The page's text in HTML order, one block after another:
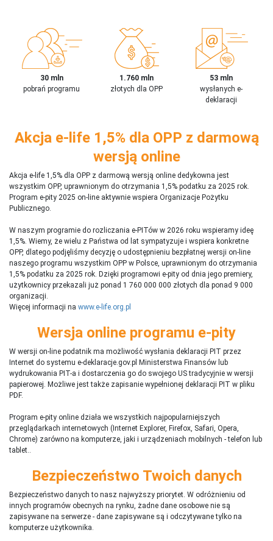
30 mln
pobrań programu
1.760 mln
złotych dla OPP
53 mln
wysłanych e-
deklaracji
Akcja e-life 1,5% dla OPP z darmową
wersją online
Akcja e-life 1,5% dla OPP z darmową wersją online dedykowna jest
wszystkim OPP, uprawnionym do otrzymania 1,5% podatku za 2025 rok.
Program e-pity 2025 on-line aktywnie wspiera Organizacje Pożytku
Publicznego.
W naszym programie do rozliczania e-PITów w 2026 roku wspieramy ideę
1,5%. Wiemy, że wielu z Państwa od lat sympatyzuje i wspiera konkretne
OPP, dlatego podjęliśmy decyzję o udostępnieniu bezpłatnej wersji on-line
naszego programu wszystkim OPP w Polsce, uprawnionym do otrzymania
1,5% podatku za 2025 rok. Dzięki programowi e-pity od dnia jego premiery,
użytkownicy przekazali już ponad 1 760 000 000 złotych dla ponad 9 000
organizacji.
Więcej informacji na www.e-life.org.pl
Wersja online programu e-pity
W wersji on-line podatnik ma możliwość wysłania deklaracji PIT przez
Internet do systemu e-deklaracje.gov.pl Ministerstwa Finansów lub
wydrukowania PIT-a i dostarczenia go do swojego US tradycyjnie w wersji
papierowej. Możliwe jest także zapisanie wypełnionej deklaracji PIT w pliku
PDF.
Program e-pity online działa we wszystkich najpopularniejszych
przeglądarkach internetowych (Internet Explorer, Firefox, Safari, Opera,
Chrome) zarówno na komputerze, jaki i urządzeniach mobilnych - telefon lub
tablet..
Bezpieczeństwo Twoich danych
Bezpieczeństwo danych to nasz najwyższy priorytet. W odróżnieniu od
innych programów obecnych na rynku, żadne dane osobowe nie są
zapisywane na serwerze - dane zapisywane są i odczytywane tylko na
komputerze użytkownika.